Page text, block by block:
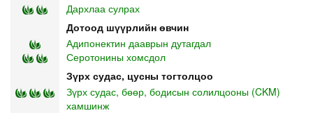
Дархлаа сулрах
Дотоод шүүрлийн өвчин
Адипонектин дааврын дутагдал
Серотонины хомсдол
Зүрх судас, цусны тогтолцоо
Зүрх судас, бөөр, бодисын солилцооны (CKM)
хамшинж